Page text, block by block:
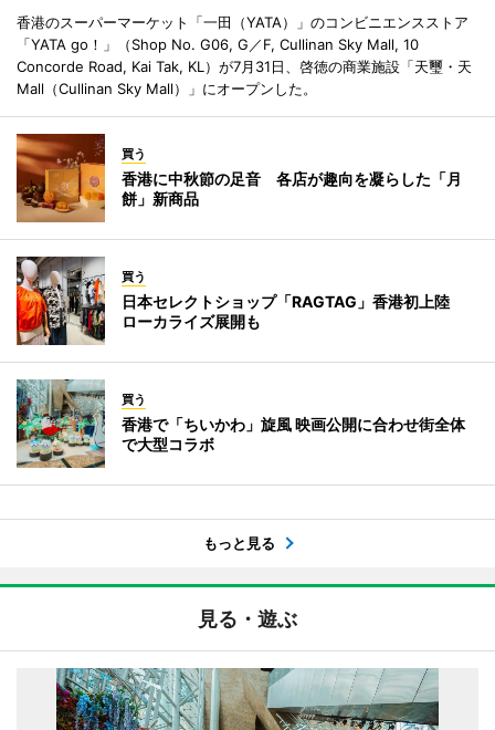
香港のスーパーマーケット「一田（YATA）」のコンビニエンスストア
「YATA go！」（Shop No. G06, G／F, Cullinan Sky Mall, 10
Concorde Road, Kai Tak, KL）が7月31日、啓徳の商業施設「天璽・天
Mall（Cullinan Sky Mall）」にオープンした。
買う
香港に中秋節の足音 各店が趣向を凝らした「月
餅」新商品
買う
日本セレクトショップ「RAGTAG」香港初上陸
ローカライズ展開も
買う
香港で「ちいかわ」旋風 映画公開に合わせ街全体
で大型コラボ
もっと見る
見る・遊ぶ